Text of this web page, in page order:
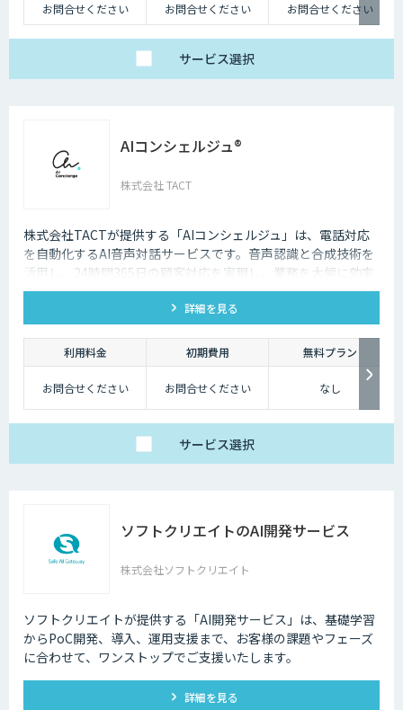
お問合せください
お問合せください お問合せください
サービス選択
AIコンシェルジュ®
株式会社 TACT
株式会社TACTが提供する「AIコンシェルジュ」は、電話対応
を自動化するAI音声対話サービスです。音声認識と合成技術を
活用し、24時間365日の顧客対応を実現し、業務を大幅に効率
化します。
詳細を見る
利用料金 初期費用 無料プラン
お問合せください お問合せください なし
サービス選択
ソフトクリエイトのAI開発サービス
株式会社ソフトクリエイト
ソフトクリエイトが提供する「AI開発サービス」は、基礎学習
からPoC開発、導入、運用支援まで、お客様の課題やフェーズ
に合わせて、ワンストップでご支援いたします。
詳細を見る